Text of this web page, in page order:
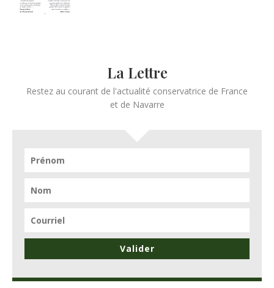
La Lettre
Restez au courant de l'actualité conservatrice de France
et de Navarre
Valider